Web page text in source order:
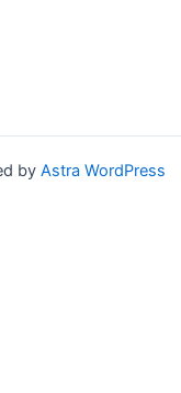
by Astra WordPress